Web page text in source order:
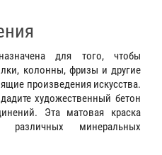
для того, чтобы
колонны, фризы и другие
произведения искусства.
художественный бетон
Эта матовая краска
минеральных